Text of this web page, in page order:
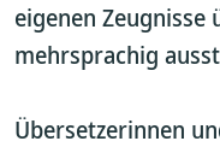
eigenen Zeugnisse
mehrsprachig
Übersetzerinnen